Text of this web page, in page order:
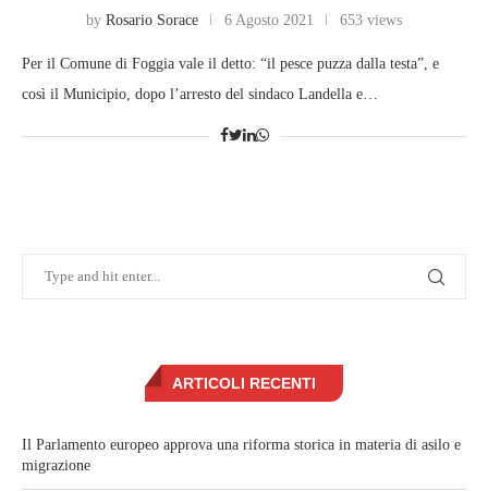
by Rosario Sorace 6 Agosto 2021 653 views
Per il Comune di Foggia vale il detto: “il pesce puzza dalla testa”, e
così il Municipio, dopo l’arresto del sindaco Landella e…
ARTICOLI RECENTI
Il Parlamento europeo approva una riforma storica in materia di asilo e
migrazione